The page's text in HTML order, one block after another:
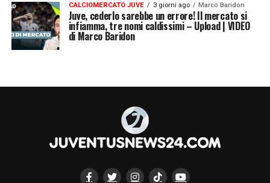
CALCIOMERCATO JUVE 3 giorni ago Marco Baridon
Juve, cederlo sarebbe un errore! Il mercato si
infiamma, tre nomi caldissimi – Upload | VIDEO
di Marco Baridon